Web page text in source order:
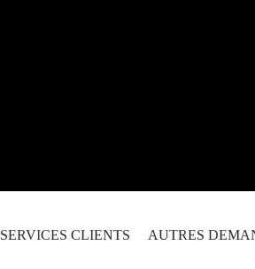
SERVICES CLIENTS AUTRES